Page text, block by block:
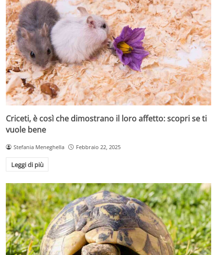
Criceti, è così che dimostrano il loro affetto: scopri se ti
vuole bene
Stefania Meneghella Febbraio 22, 2025
Leggi di più